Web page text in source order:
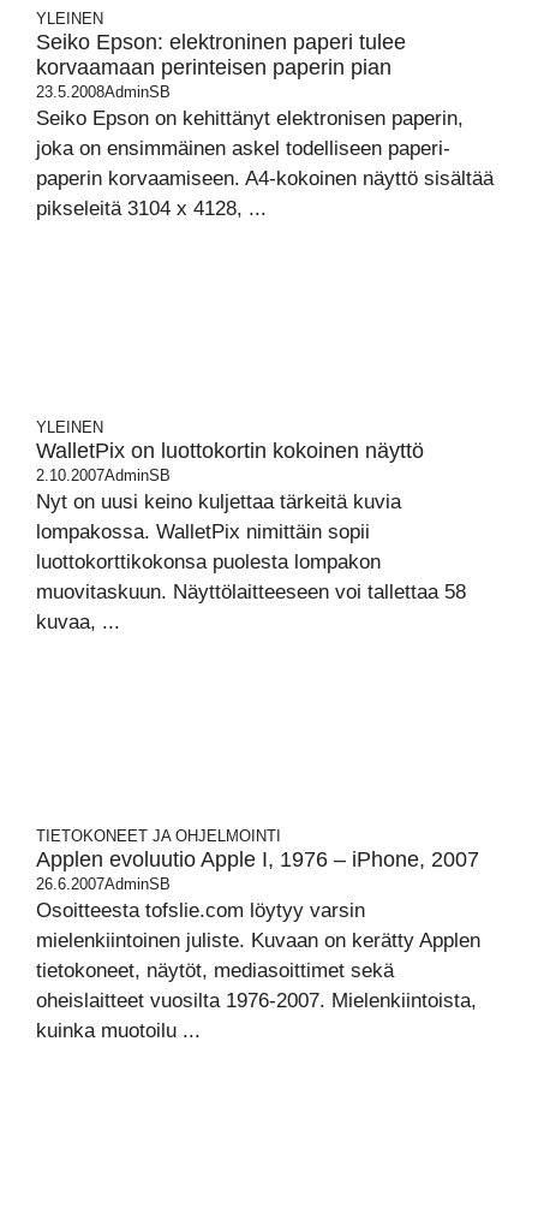
YLEINEN
Seiko Epson: elektroninen paperi tulee
korvaamaan perinteisen paperin pian
23.5.2008AdminSB
Seiko Epson on kehittänyt elektronisen paperin,
joka on ensimmäinen askel todelliseen paperi-
paperin korvaamiseen. A4-kokoinen näyttö sisältää
pikseleitä 3104 x 4128, ...
YLEINEN
WalletPix on luottokortin kokoinen näyttö
2.10.2007AdminSB
Nyt on uusi keino kuljettaa tärkeitä kuvia
lompakossa. WalletPix nimittäin sopii
luottokorttikokonsa puolesta lompakon
muovitaskuun. Näyttölaitteeseen voi tallettaa 58
kuvaa, ...
TIETOKONEET JA OHJELMOINTI
Applen evoluutio Apple I, 1976 – iPhone, 2007
26.6.2007AdminSB
Osoitteesta tofslie.com löytyy varsin
mielenkiintoinen juliste. Kuvaan on kerätty Applen
tietokoneet, näytöt, mediasoittimet sekä
oheislaitteet vuosilta 1976-2007. Mielenkiintoista,
kuinka muotoilu ...